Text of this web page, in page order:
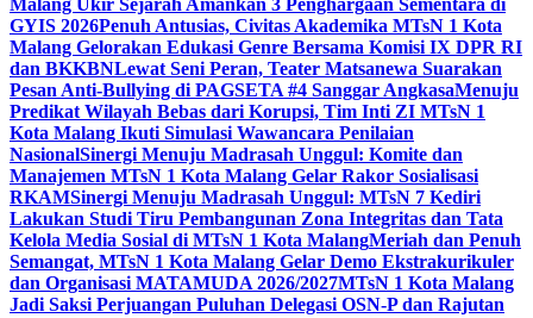
Malang Ukir Sejarah Amankan 3 Penghargaan Sementara di
GYIS 2026Penuh Antusias, Civitas Akademika MTsN 1 Kota
Malang Gelorakan Edukasi Genre Bersama Komisi IX DPR RI
dan BKKBNLewat Seni Peran, Teater Matsanewa Suarakan
Pesan Anti-Bullying di PAGSETA #4 Sanggar AngkasaMenuju
Predikat Wilayah Bebas dari Korupsi, Tim Inti ZI MTsN 1
Kota Malang Ikuti Simulasi Wawancara Penilaian
NasionalSinergi Menuju Madrasah Unggul: Komite dan
Manajemen MTsN 1 Kota Malang Gelar Rakor Sosialisasi
RKAMSinergi Menuju Madrasah Unggul: MTsN 7 Kediri
Lakukan Studi Tiru Pembangunan Zona Integritas dan Tata
Kelola Media Sosial di MTsN 1 Kota MalangMeriah dan Penuh
Semangat, MTsN 1 Kota Malang Gelar Demo Ekstrakurikuler
dan Organisasi MATAMUDA 2026/2027MTsN 1 Kota Malang
Jadi Saksi Perjuangan Puluhan Delegasi OSN-P dan Rajutan